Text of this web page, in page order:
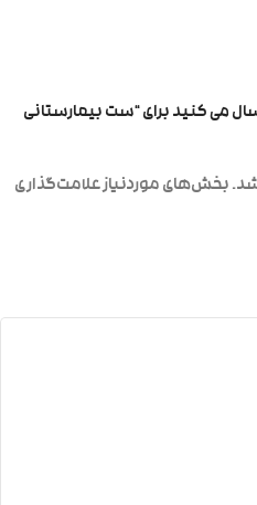
می کنید برای “ست بیمارستانی
بخش‌های موردنیاز علامت‌گذاری